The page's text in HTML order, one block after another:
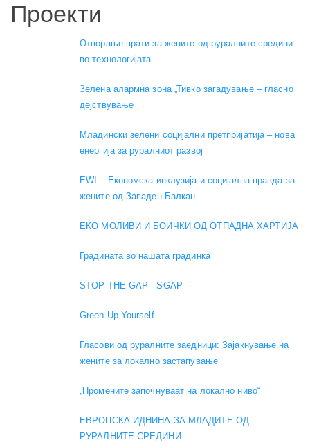
Проекти
Отворање врати за жените од руралните средини
во технологијата
Зелена алармна зона „Тивко загадување – гласно
дејствување
Младински зелени социјални претпријатија – нова
енергија за руралниот развој
EWI – Економска инклузија и социјална правда за
жените од Западен Балкан
ЕКО МОЛИВИ И БОИЧКИ ОД ОТПАДНА ХАРТИЈА
Градината во нашата градинка
STOP THE GAP - SGAP
Green Up Yourself
Гласови од руралните заедници: Зајакнување на
жените за локално застапување
„Промените започнуваат на локално ниво“
ЕВРОПСКА ИДНИНА ЗА МЛАДИТЕ ОД
РУРАЛНИТЕ СРЕДИНИ